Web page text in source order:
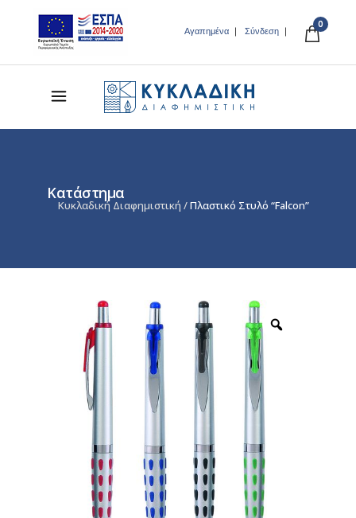
Αγαπημένα Σύνδεση
0
Κατάστημα
Κυκλαδική Διαφημιστική /Πλαστικό Στυλό “Falcon”